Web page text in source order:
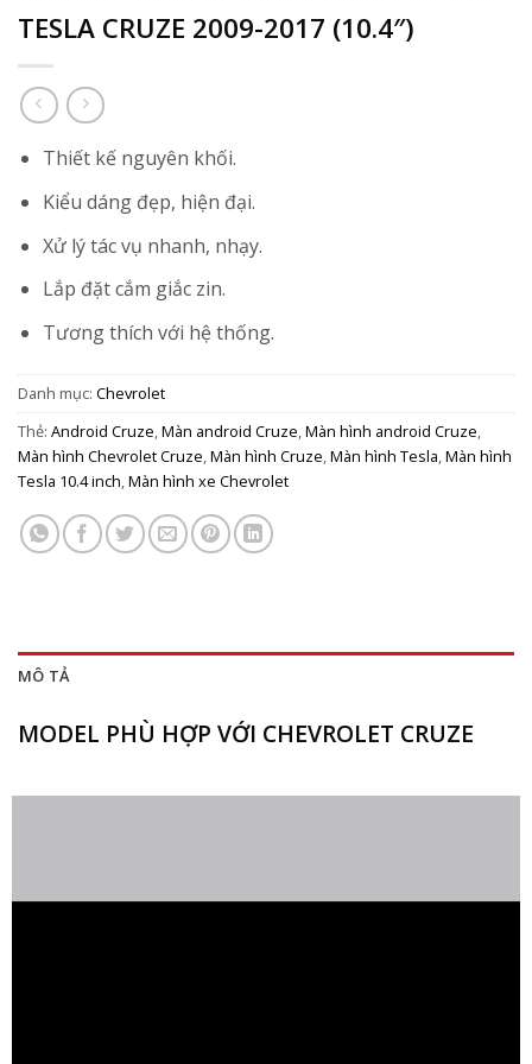
TESLA CRUZE 2009-2017 (10.4″)
Thiết kế nguyên khối.
Kiểu dáng đẹp, hiện đại.
Xử lý tác vụ nhanh, nhạy.
Lắp đặt cắm giắc zin.
Tương thích với hệ thống.
Danh mục: Chevrolet
Thẻ: Android Cruze Màn android Cruze Màn hình android Cruze
Màn hình Chevrolet Cruze Màn hình Cruze Màn hình Tesla Màn hình
Tesla 10.4 inch Màn hình xe Chevrolet
MÔ TẢ
MODEL PHÙ HỢP VỚI CHEVROLET CRUZE